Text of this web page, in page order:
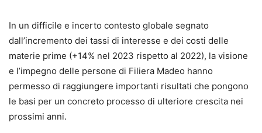
In un difficile e incerto contesto globale segnato
dall’incremento dei tassi di interesse e dei costi delle
materie prime (+14% nel 2023 rispetto al 2022), la visione
e l’impegno delle persone di Filiera Madeo hanno
permesso di raggiungere importanti risultati che pongono
le basi per un concreto processo di ulteriore crescita nei
prossimi anni.